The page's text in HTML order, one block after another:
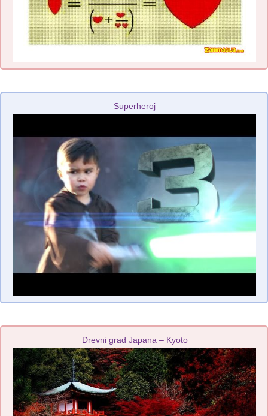
Superheroj
Drevni grad Japana – Kyoto